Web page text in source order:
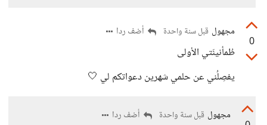
0
مجهول قبل سنة واحدة أضف ردا
طُمأنينَتي الأولى
يفصِلُني عن حلمي شهرين دعواتكم لي 🤍
مجهول قبل سنة واحدة أضف ردا